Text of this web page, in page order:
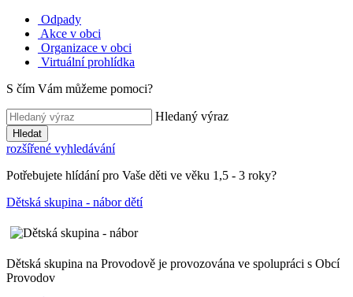
Odpady
Akce v obci
Organizace v obci
Virtuální prohlídka
S čím Vám můžeme pomoci?
Hledaný výraz
Hledat
rozšířené vyhledávání
Potřebujete hlídání pro Vaše děti ve věku 1,5 - 3 roky?
Dětská skupina - nábor dětí
Dětská skupina na Provodově je provozována ve spolupráci s Obcí
Provodov